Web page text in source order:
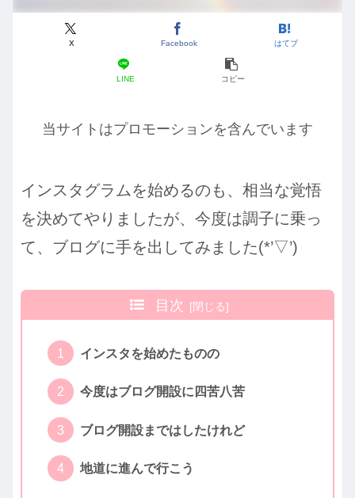
X Facebook はてブ
LINE コピー
当サイトはプロモーションを含んでいます
インスタグラムを始めるのも、相当な覚悟
を決めてやりましたが、今度は調子に乗っ
て、ブログに手を出してみました(*’▽’)
目次
インスタを始めたものの
今度はブログ開設に四苦八苦
ブログ開設まではしたけれど
地道に進んで行こう